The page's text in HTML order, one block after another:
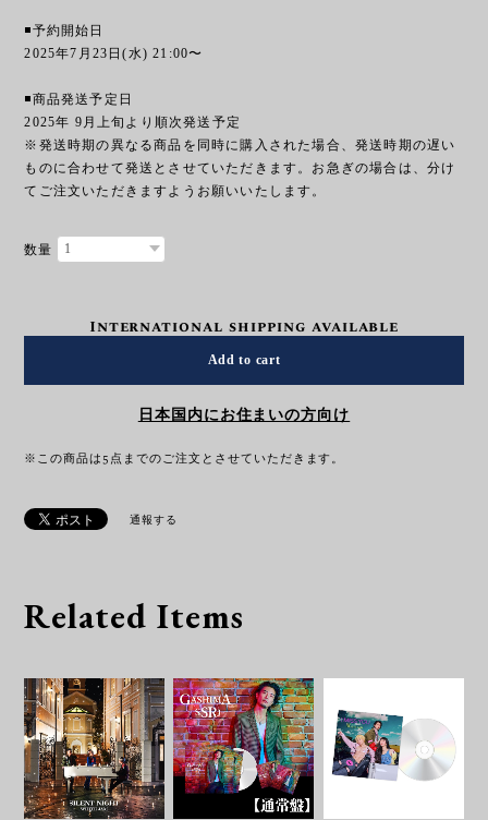
◾️予約開始日
2025年7月23日(水) 21:00〜
◾️商品発送予定日
2025年 9月上旬より順次発送予定
※発送時期の異なる商品を同時に購入された場合、発送時期の遅い
ものに合わせて発送とさせていただきます。お急ぎの場合は、分け
てご注文いただきますようお願いいたします。
数量
International shipping available
Add to cart
日本国内にお住まいの方向け
※この商品は5点までのご注文とさせていただきます。
通報する
Related Items